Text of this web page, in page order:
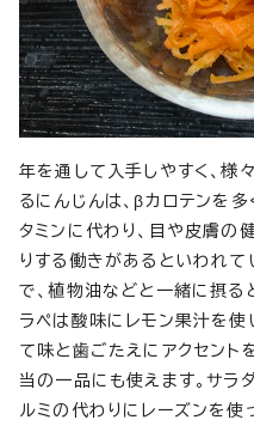
年を通して入手しやすく、様
るにんじんは、βカロテンを
タミンに代わり、目や皮膚の
りする働きがあるといわれて
で、植物油などと一緒に摂る
ラペは酸味にレモン果汁を使
て味と歯ごたえにアクセント
当の一品にも使えます。サラ
ルミの代わりにレーズンを使